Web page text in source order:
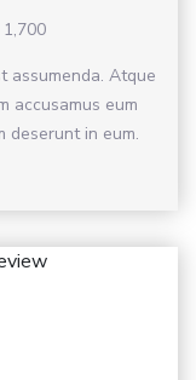
1,700
assumenda. Atque
accusamus eum
deserunt in eum.